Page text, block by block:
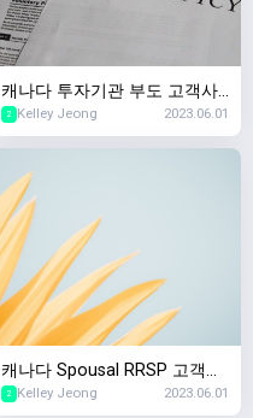
캐나다 투자기관 부도 고객사
례,캐나다 투자회사가 망하면
제 돈은요..?
2 Kelley Jeong 2023.06.01
캐나다 Spousal RRSP 고객사
례 '이혼 후 퇴직연금 재산분할
2 Kelley Jeong 2023.06.01